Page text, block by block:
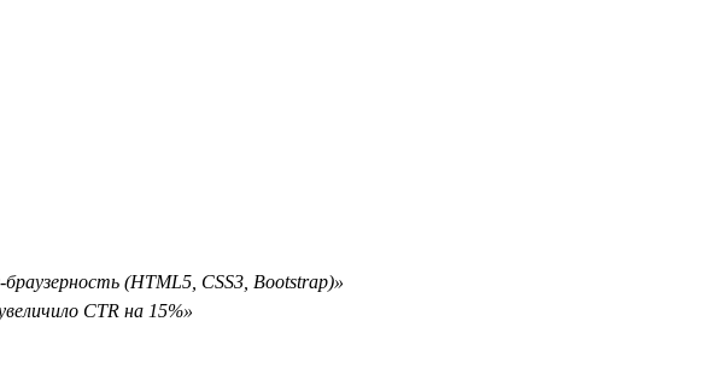
(HTML5, CSS3, Bootstrap)»
CTR на 15%»